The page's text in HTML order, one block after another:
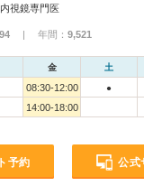
視鏡専門医
| 年間： 9,521
金 土
08:30-12:00 ●
14:00-18:00
予約 公式